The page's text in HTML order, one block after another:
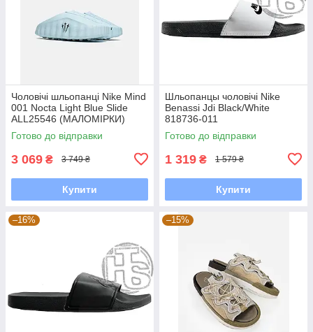
Чоловічі шльопанці Nike Mind
001 Nocta Light Blue Slide
ALL25546 (МАЛОМІРКИ)
Готово до відправки
3 069 ₴ 3 749 ₴
Купити
Шльопанцы чоловічі Nike
Benassi Jdi Black/White
818736-011
Готово до відправки
1 319 ₴ 1 579 ₴
Купити
–16% –15%